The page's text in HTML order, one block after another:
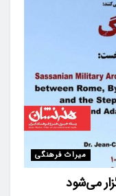
میراث فرهنگی
می‌شود